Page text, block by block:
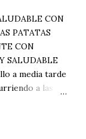
CON
PATATAS
CON
SALUDABLE
a media tarde
a las
o snacks
y sodio?
no tiene